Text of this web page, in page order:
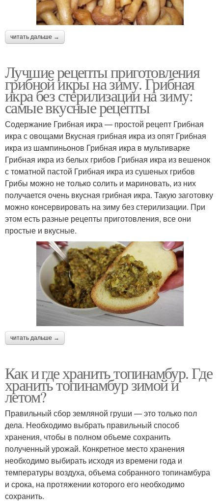
читать дальше →
Лучшие рецепты приготовления
грибной икры на зиму. Грибная
икра без стерилизации на зиму:
самые вкусные рецепты
Содержание Грибная икра — простой рецепт Грибная
икра с овощами Вкусная грибная икра из опят Грибная
икра из шампиньонов Грибная икра в мультиварке
Грибная икра из белых грибов Грибная икра из вешенок
с томатной пастой Грибная икра из сушеных грибов
Грибы можно не только солить и мариновать, из них
получается очень вкусная грибная икра. Такую заготовку
можно консервировать на зиму без стерилизации. При
этом есть разные рецепты приготовления, все они
простые и вкусные.
читать дальше →
Как и где хранить топинамбур. Где
хранить топинамбур зимой и
летом?
Правильный сбор земляной груши — это только пол
дела. Необходимо выбрать правильный способ
хранения, чтобы в полном объеме сохранить
полученный урожай. Конкретное место хранения
необходимо выбирать исходя из времени года и
температуры воздуха, объема собранного топинамбура
и срока, на протяжении которого его необходимо
сохранить.